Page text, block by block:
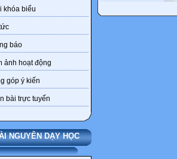
khóa biểu
báo
ảnh hoạt động
góp ý kiến
bài trực tuyến
NGUYÊN DẠY HỌC